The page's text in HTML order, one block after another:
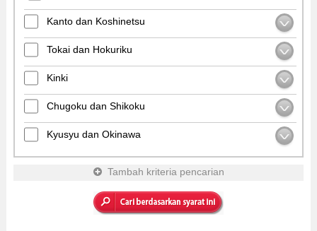
Kanto dan Koshinetsu
Tokai dan Hokuriku
Kinki
Chugoku dan Shikoku
Kyusyu dan Okinawa
Tambah kriteria pencarian